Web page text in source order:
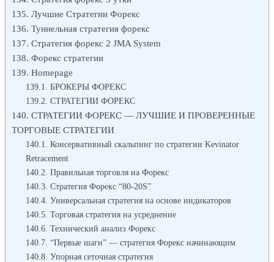
Лучшие Стратегии Форекс
Туннельная стратегия форекс
Cтратегия форекс 2 JMA System
Форекс стратегии
Homepage
БРОКЕРЫ ФОРЕКС
CТРАТЕГИИ ФОРЕКС
СТРАТЕГИИ ФОРЕКС — ЛУЧШИЕ И ПРОВЕРЕННЫЕ
ТОРГОВЫЕ СТРАТЕГИИ
Консервативный скальпинг по стратегии Kevinator
Retracement
Правильная торговля на Форекс
Стратегия Форекс “80-20S”
Универсальная стратегия на основе индикаторов
Торговая стратегия на усреднение
Технический анализ Форекс
“Первые шаги” — стратегия Форекс начинающим
Упорная сеточная стратегия